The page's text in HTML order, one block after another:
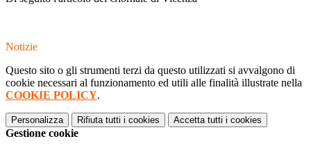
Notizie
Questo sito o gli strumenti terzi da questo utilizzati si avvalgono di
cookie necessari al funzionamento ed utili alle finalità illustrate nella
COOKIE POLICY.
Personalizza Rifiuta tutti i cookies Accetta tutti i cookies
Gestione cookie